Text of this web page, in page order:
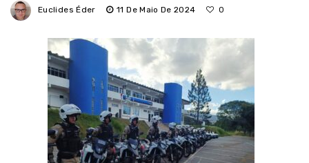
Euclides Éder 11 De Maio De 2024 0